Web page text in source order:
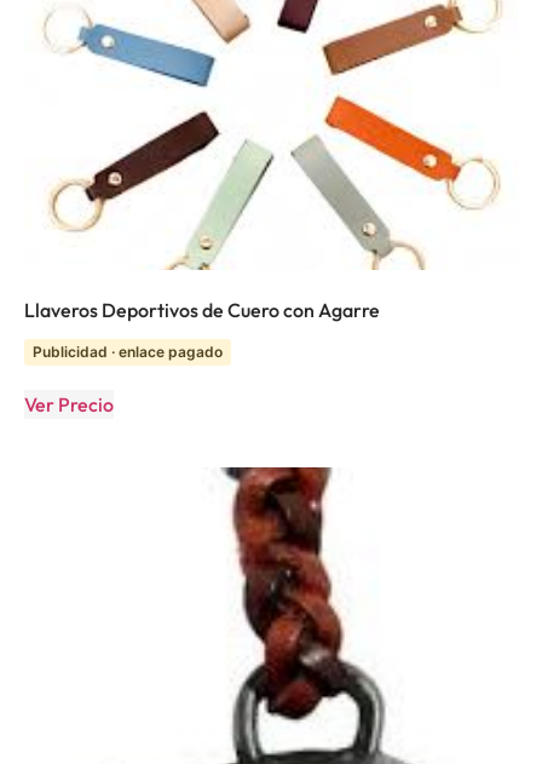
Llaveros Deportivos de Cuero con Agarre
Publicidad · enlace pagado
Ver Precio